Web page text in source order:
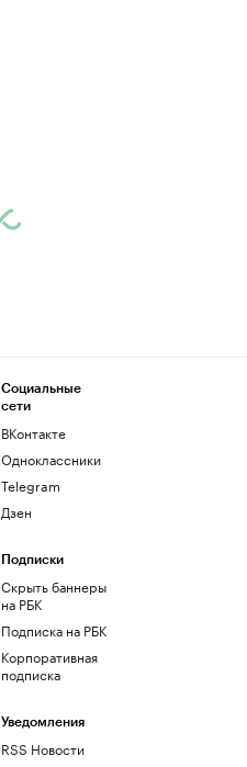
Социальные
сети
ВКонтакте
Одноклассники
Telegram
Дзен
Подписки
Скрыть баннеры
на РБК
Подписка на РБК
Корпоративная
подписка
Уведомления
RSS Новости